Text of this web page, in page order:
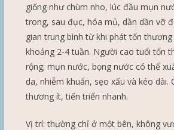
giống như chùm nho, lúc đầu mụn
trong, sau đục, hóa mủ, dần dần vỡ
gian trung bình từ khi phát tổn
khoảng 2-4 tuần. Người cao tuổi tổn
rộng; mụn nước, bọng nước có thể
da, nhiễm khuẩn, sẹo xấu và kéo dài.
thương ít, tiến triển nhanh.
Vị trí: thường chỉ ở một bên, không